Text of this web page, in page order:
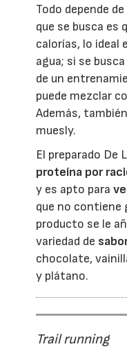
Todo depende
que se busca es
calorías, lo ideal
agua; si se
de un
puede mezclar
Además,
muesly.
El preparado De
proteína por
y es apto para
que no contiene
producto se le
variedad de
chocolate,
y plátano.
Trail running